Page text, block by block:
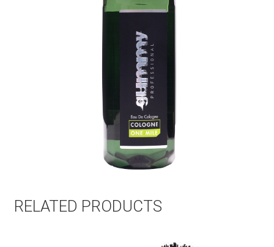
RELATED PRODUCTS